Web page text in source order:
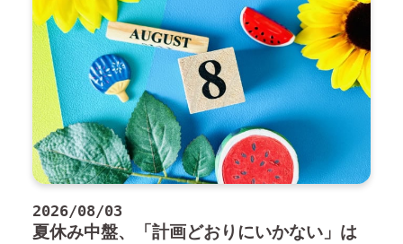
2026/08/03
夏休み中盤、「計画どおりにいかない」は